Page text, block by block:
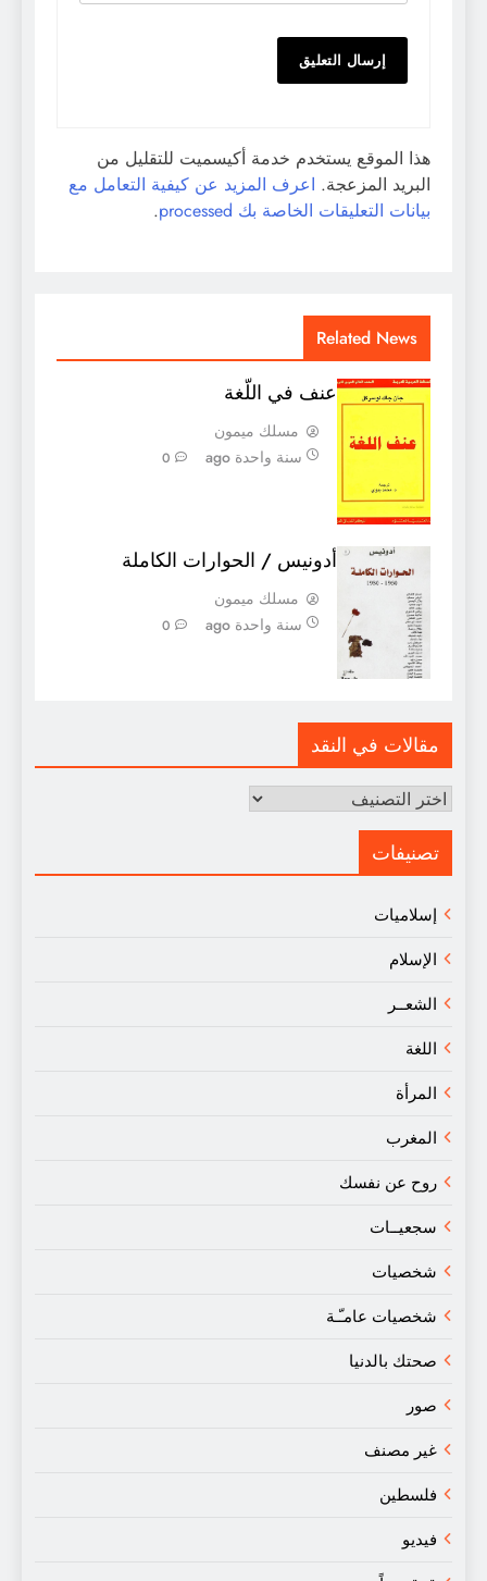
هذا الموقع يستخدم خدمة أكيسميت للتقليل من
البريد المزعجة. اعرف المزيد عن كيفية التعامل مع
بيانات التعليقات الخاصة بك processed
.
Related News
عنف في اللّغة
مسلك ميمون
سنة واحدة ago
0
أدونيس / الحوارات الكاملة
مسلك ميمون
سنة واحدة ago
0
مقالات في النقد
مقالات
النقد
تصنيفات
إسلاميات
الإسلام
الشعــر
اللغة
المرأة
المغرب
روح عن نفسك
سجعيــات
شخصيات
شخصيات عامـّـة
صحتك بالدنيا
صور
غير مصنف
فلسطين
فيديو